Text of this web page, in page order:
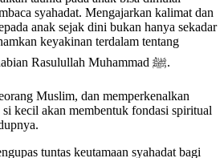
syahadat. Mengajarkan kalimat dan
anak sejak dini bukan hanya sekadar
keyakinan terdalam tentang
keesaan Allah ﷻ dan kenabian Rasulullah Muhammad ﷺ.
Muslim, dan memperkenalkan
si kecil akan membentuk fondasi spiritual
tuntas keutamaan syahadat bagi